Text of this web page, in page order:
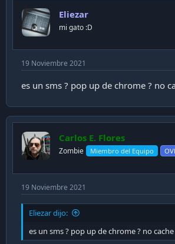
Eliezar
mi gato :D
19 Noviembre 2021
es un sms ? pop up de chrome ? no
Carlos E. Flores
Zombie Miembro del Equipo
19 Noviembre 2021
Eliezar dijo:
es un sms ? pop up de chrome ? no cache